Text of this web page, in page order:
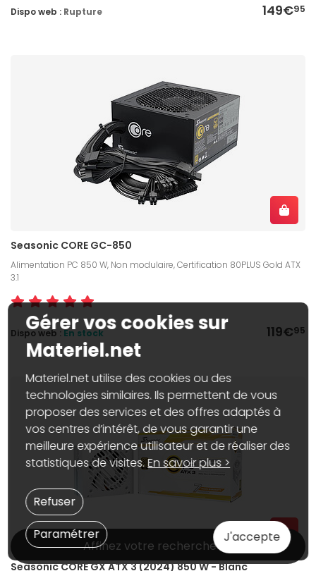
149€95
Dispo web : Rupture
Seasonic CORE GC-850
Alimentation PC 850 W, Non modulaire, Certification 80PLUS Gold ATX
3.1
119€95
Dispo web :En stock
Seasonic CORE GX ATX 3 (2024) 850 W - Blanc
Affinez votre recherche
Gérer vos cookies sur
Materiel.net
Materiel.net utilise des cookies ou des
technologies similaires. Ils permettent de vous
proposer des services et des offres adaptés à
vos centres d’intérêt, de vous garantir une
meilleure expérience utilisateur et de réaliser des
statistiques de visites.En savoir plus >
J'accepte
Paramétrer
Refuser